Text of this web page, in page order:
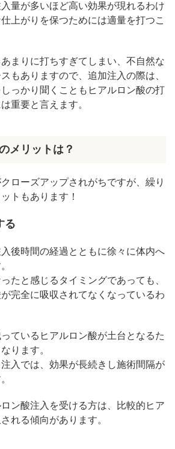
量が多いほど高い効果が現れるわけ
上がりを保つためには適量を打つこ
まりに打ちすぎてしまい、不自然な
もありますので、追加注入の際は、
っかり聞くこともヒアルロン酸の打
重要と言えます。
メリットは？
ローズアップされがちですが、繰り
トもあります！
る
後時間の経過とともに徐々に体内へ
たと感じるタイミングであっても、
完全に吸収されてなくなっているわ
ているヒアルロン酸が土台となるた
ります。
入では、効果が長続きし施術間隔が
ン酸注入を受ける方は、比較的ヒア
れる傾向があります。